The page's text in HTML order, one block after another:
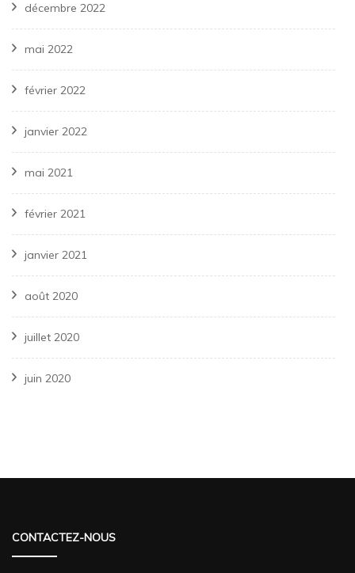
décembre 2022
mai 2022
février 2022
janvier 2022
mai 2021
février 2021
janvier 2021
août 2020
juillet 2020
juin 2020
CONTACTEZ-NOUS